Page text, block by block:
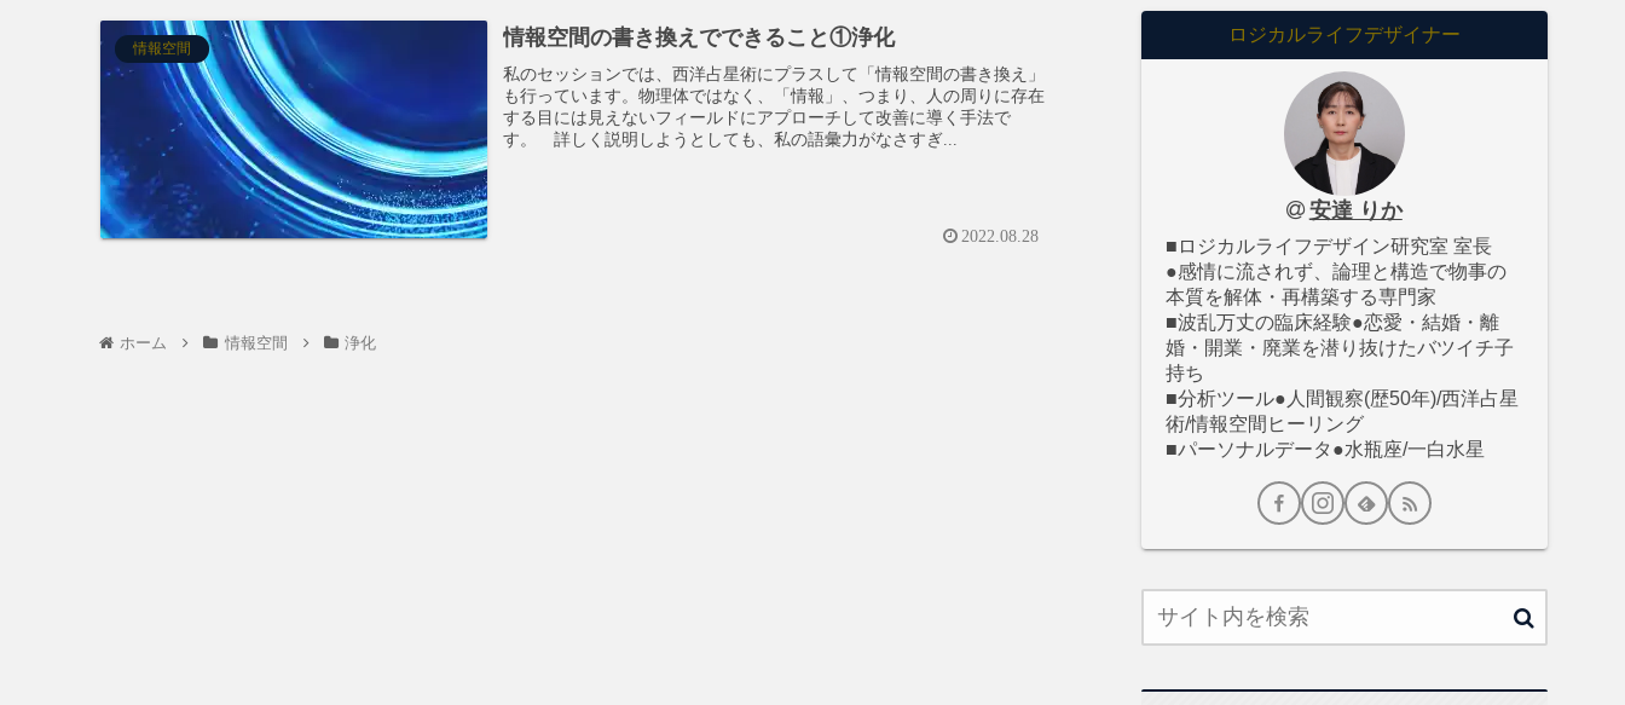
情報空間 情報空間の書き換えでできること①浄化
私のセッションでは、西洋占星術にプラスして「情報空間の書き換え」
も行っています。物理体ではなく、「情報」、つまり、人の周りに存在
する目には見えないフィールドにアプローチして改善に導く手法で
す。 詳しく説明しようとしても、私の語彙力がなさすぎ...
2022.08.28
ホーム 情報空間 浄化
ロジカルライフデザイナー
安達 りか
■ロジカルライフデザイン研究室 室長
●感情に流されず、論理と構造で物事の
本質を解体・再構築する専門家
■波乱万丈の臨床経験●恋愛・結婚・離
婚・開業・廃業を潜り抜けたバツイチ子
持ち
■分析ツール●人間観察(歴50年)/西洋占星
術/情報空間ヒーリング
■パーソナルデータ●水瓶座/一白水星